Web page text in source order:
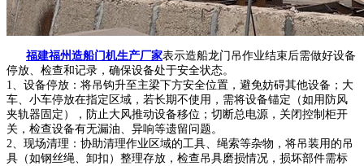
福建福州造船门机生产厂家表示造船龙门吊作业结束后需做好设备
停放、检查和记录，确保设备处于安全状态。
1、设备停放：将吊钩升至主梁下方安全位置，避免妨碍其他设备；大
车、小车停放在指定区域，若长期不使用，需将设备锚定（如用防风
夹轨器固定），防止大风推动设备移位；切断总电源，关闭控制柜开
关，检查设备有无漏油、异响等遗留问题。
2、现场清理：协助清理作业区域的工具、绳索等杂物，将吊装用的吊
具（如钢丝绳、卸扣）整理存放，检查吊具磨损情况，损坏部件需标